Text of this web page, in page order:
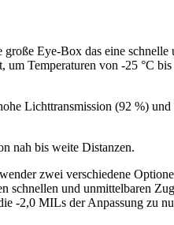
Eye-Box das eine schnelle
Temperaturen von -25 °C
Lichttransmission (92 %)
nah bis weite Distanzen.
zwei verschiedene
schnellen und unmittelbaren
-2,0 MILs der Anpassung zu